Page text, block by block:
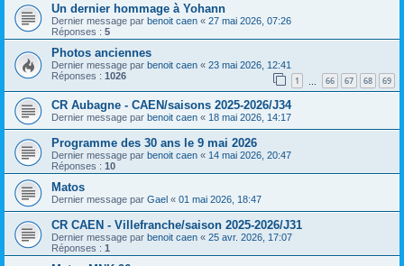
Un dernier hommage à Yohann
Dernier message par benoit caen « 27 mai 2026, 07:26
Réponses : 5
Photos anciennes
Dernier message par benoit caen « 23 mai 2026, 12:41
Réponses : 1026 1 66 67 68 69
CR Aubagne - CAEN/saisons 2025-2026/J34
Dernier message par benoit caen « 18 mai 2026, 14:17
Programme des 30 ans le 9 mai 2026
Dernier message par benoit caen « 14 mai 2026, 20:47
Réponses : 10
Matos
Dernier message par Gael « 01 mai 2026, 18:47
CR CAEN - Villefranche/saison 2025-2026/J31
Dernier message par benoit caen « 25 avr. 2026, 17:07
Réponses : 1